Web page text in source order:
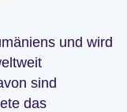
und wird
sind
das